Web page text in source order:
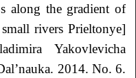
along the gradient of
rivers Prieltonye]
Yakovlevicha
2014. No. 6.